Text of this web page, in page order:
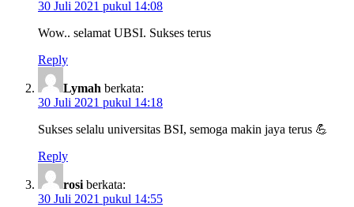
30 Juli 2021 pukul 14:08
Wow.. selamat UBSI. Sukses terus
Reply
Lymah berkata:
30 Juli 2021 pukul 14:18
Sukses selalu universitas BSI, semoga makin jaya terus 💪
Reply
rosi berkata:
30 Juli 2021 pukul 14:55